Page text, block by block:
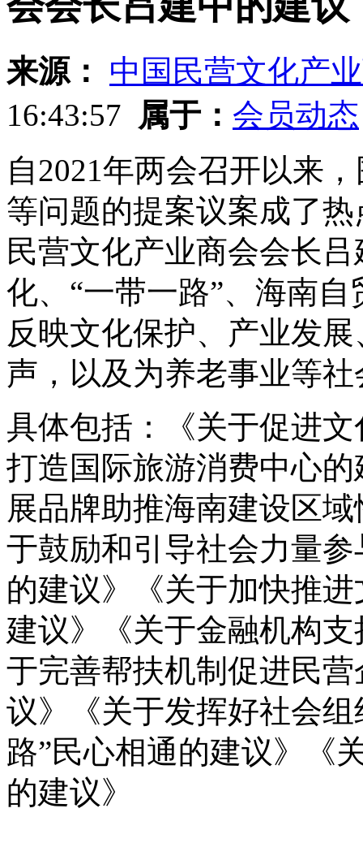
来源：
中国民营文化产
16:43:57
属于： 会员动态
自2021年两会召开以来
等问题的提案议案成了
民营文化产业商会会长
化、“一带一路”、海南
反映文化保护、产业发
声，以及为养老事业等
具体包括：《关于促进
打造国际旅游消费中心
展品牌助推海南建设区
于鼓励和引导社会力量
的建议》《关于加快推
建议》《关于金融机构
于完善帮扶机制促进民
议》《关于发挥好社会
路”民心相通的建议》《
的建议》